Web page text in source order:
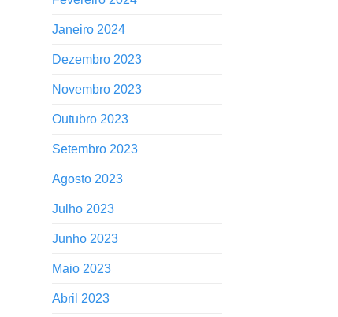
Janeiro 2024
Dezembro 2023
Novembro 2023
Outubro 2023
Setembro 2023
Agosto 2023
Julho 2023
Junho 2023
Maio 2023
Abril 2023